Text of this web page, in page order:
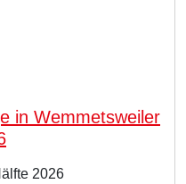
in Wemmetsweiler
2026